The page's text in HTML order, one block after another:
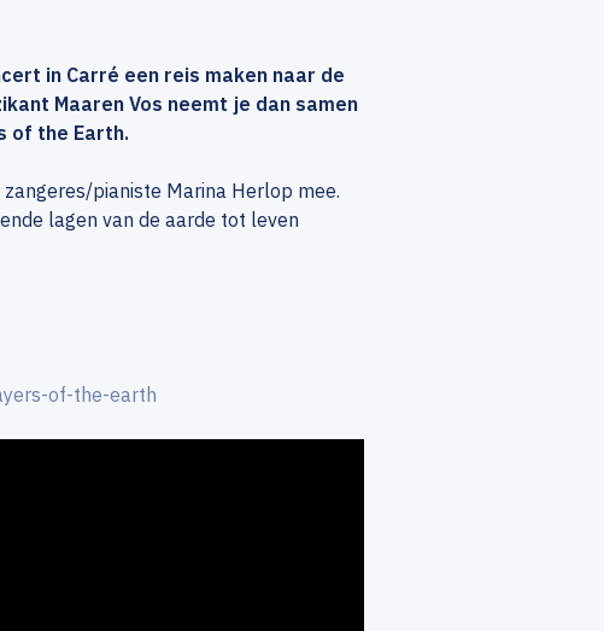
in Carré een reis maken naar de
Maaren Vos neemt je dan samen
of the Earth.
pianiste Marina Herlop mee.
lagen van de aarde tot leven
of-the-earth